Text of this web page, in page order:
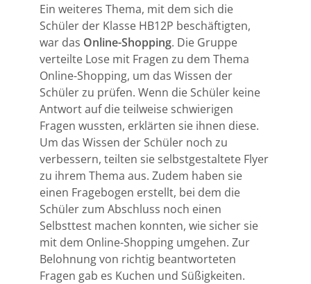
Ein weiteres Thema, mit dem sich die
Schüler der Klasse HB12P beschäftigten,
war das Online-Shopping. Die Gruppe
verteilte Lose mit Fragen zu dem Thema
Online-Shopping, um das Wissen der
Schüler zu prüfen. Wenn die Schüler keine
Antwort auf die teilweise schwierigen
Fragen wussten, erklärten sie ihnen diese.
Um das Wissen der Schüler noch zu
verbessern, teilten sie selbstgestaltete Flyer
zu ihrem Thema aus. Zudem haben sie
einen Fragebogen erstellt, bei dem die
Schüler zum Abschluss noch einen
Selbsttest machen konnten, wie sicher sie
mit dem Online-Shopping umgehen. Zur
Belohnung von richtig beantworteten
Fragen gab es Kuchen und Süßigkeiten.